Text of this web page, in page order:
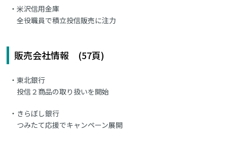
米沢信用金庫
全役職員で積立投信販売に注力
販売会社情報 (57頁)
東北銀行
投信２商品の取り扱いを開始
きらぼし銀行
つみたて応援でキャンペーン展開